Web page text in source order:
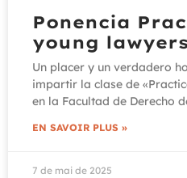
Ponencia
young
Un placer y un verdadero
impartir la clase de
en la Facultad de Derecho
EN SAVOIR PLUS »
7 de mai de 2025